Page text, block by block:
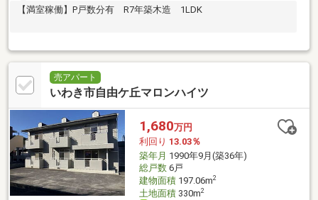
【満室稼働】P戸数分有 R7年築木造 1LDK
売アパート
いわき市自由ケ丘マロンハイツ
1,680万円
利回り 13.03％
築年月 1990年9月(築36年)
総戸数6戸
建物面積197.06m2
土地面積330m2